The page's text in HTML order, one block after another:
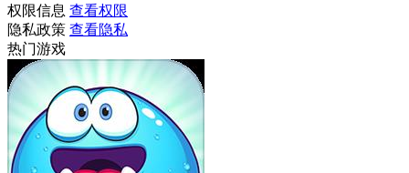
权限信息 查看权限
隐私政策 查看隐私
热门游戏